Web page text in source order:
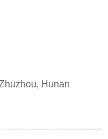
Hunan